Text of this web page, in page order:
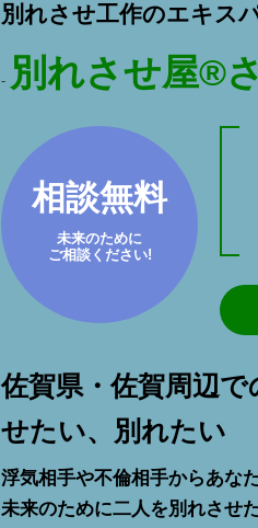
別れさせ工作のエキス
- 別れさせ屋®
相談無料
未来のために
ご相談ください!
佐賀県・佐賀周辺
せたい、別れたい
浮気相手や不倫相手からあな
未来のために二人を別れさせ